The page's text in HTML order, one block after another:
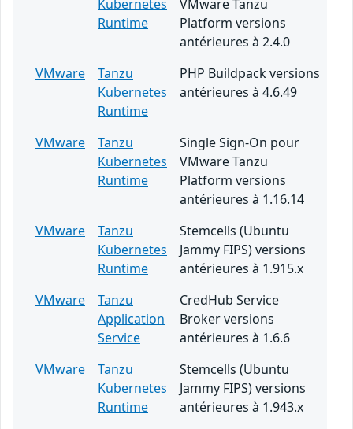
Kubernetes
Runtime
VMware Tanzu
Platform versions
antérieures à 2.4.0
VMware
Tanzu
Kubernetes
Runtime
PHP Buildpack versions
antérieures à 4.6.49
VMware
Tanzu
Kubernetes
Runtime
Single Sign-On pour
VMware Tanzu
Platform versions
antérieures à 1.16.14
VMware
Tanzu
Kubernetes
Runtime
Stemcells (Ubuntu
Jammy FIPS) versions
antérieures à 1.915.x
VMware
Tanzu
Application
Service
CredHub Service
Broker versions
antérieures à 1.6.6
VMware
Tanzu
Kubernetes
Runtime
Stemcells (Ubuntu
Jammy FIPS) versions
antérieures à 1.943.x